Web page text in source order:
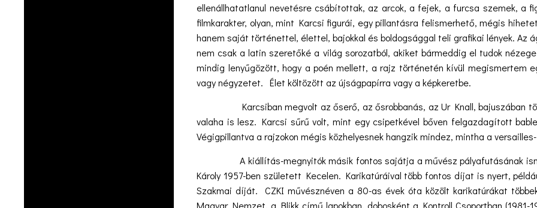
ellenállhatatlanul nevetésre csábítottak, az arcok, a fejek, a furcsa szemek, a
filmkarakter, olyan, mint Karcsi figurái, egy pillantásra felismerhető, mégis
hanem saját történettel, élettel, bajokkal és boldogsággal teli grafikai lények. Az
nem csak a latin szeretőké a világ sorozatból, akiket bármeddig el tudok
mindig lenyűgözött, hogy a poén mellett, a rajz történetén kívül megismertem
vagy négyzetet. Élet költözött az újságpapírra vagy a képkeretbe.
Karcsiban megvolt az őserő, az ősrobbanás, az Ur Knall, bajuszában
valaha is lesz. Karcsi sűrű volt, mint egy csipetkével bőven felgazdagított
Végigpillantva a rajzokon mégis közhelyesnek hangzik mindez, mintha a
A kiállítás-megnyitók másik fontos sajátja a művész pályafutásának
Károly 1957-ben született Kecelen. Karikatúráival több fontos díjat is nyert,
Szakmai díját. CZKI művésznéven a 80-as évek óta közölt karikatúrákat
Magyar Nemzet, a Blikk című lapokban, dobosként a Kontroll Csoportban (1981-